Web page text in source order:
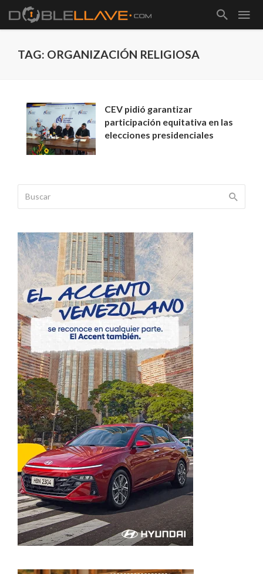
TAG: ORGANIZACIÓN RELIGIOSA
CEV pidió garantizar
participación equitativa en las
elecciones presidenciales